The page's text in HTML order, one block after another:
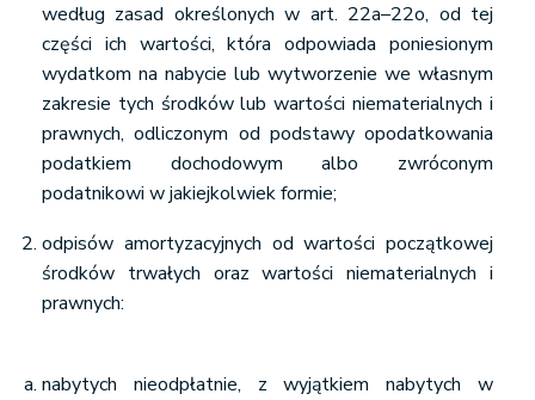
według zasad określonych w art. 22a–22o, od tej
części ich wartości, która odpowiada poniesionym
wydatkom na nabycie lub wytworzenie we własnym
zakresie tych środków lub wartości niematerialnych i
prawnych, odliczonym od podstawy opodatkowania
podatkiem dochodowym albo zwróconym
podatnikowi w jakiejkolwiek formie;
odpisów amortyzacyjnych od wartości początkowej
środków trwałych oraz wartości niematerialnych i
prawnych:
nabytych nieodpłatnie, z wyjątkiem nabytych w